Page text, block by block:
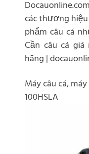
các thương
phẩm câu cá
Cần câu cá
hãng |
Máy câu cá,
100HSLA